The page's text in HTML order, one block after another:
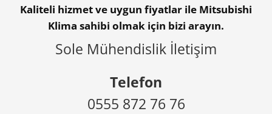
Kaliteli hizmet ve uygun fiyatlar ile Mitsubishi
Klima sahibi olmak için bizi arayın.
Sole Mühendislik İletişim
Telefon
0555 872 76 76